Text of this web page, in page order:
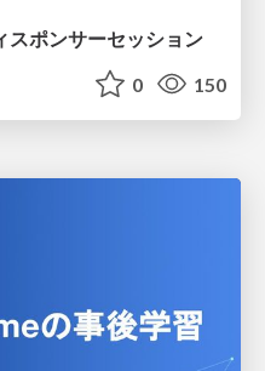
スポンサーセッション
0 150